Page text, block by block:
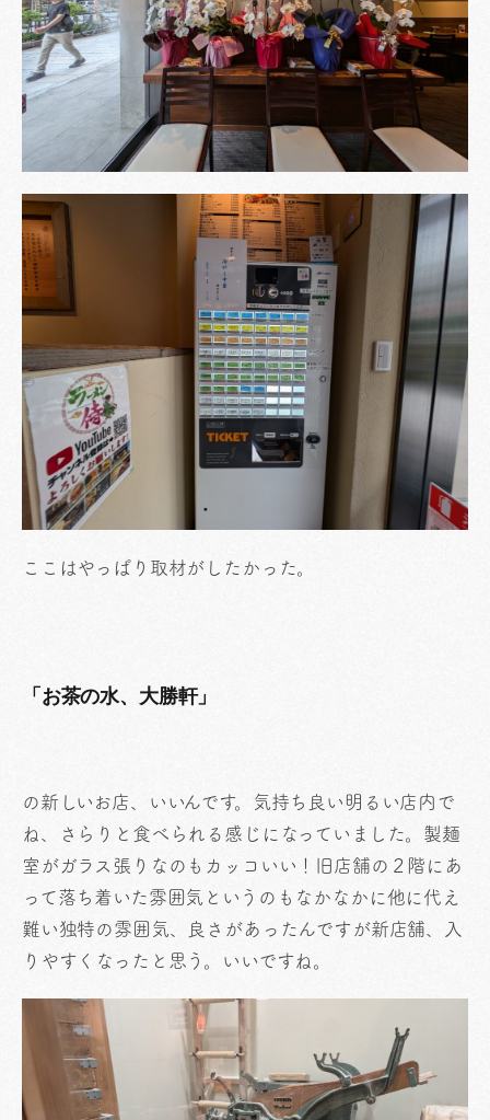
ここはやっぱり取材がしたかった。
「お茶の水、大勝軒」
の新しいお店、いいんです。気持ち良い明るい店内で
ね、さらりと食べられる感じになっていました。製麺
室がガラス張りなのもカッコいい！旧店舗の２階にあ
って落ち着いた雰囲気というのもなかなかに他に代え
難い独特の雰囲気、良さがあったんですが新店舗、入
りやすくなったと思う。いいですね。